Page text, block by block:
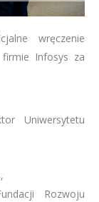
wręczenie
Infosys za
Uniwersytetu
Rozwoju